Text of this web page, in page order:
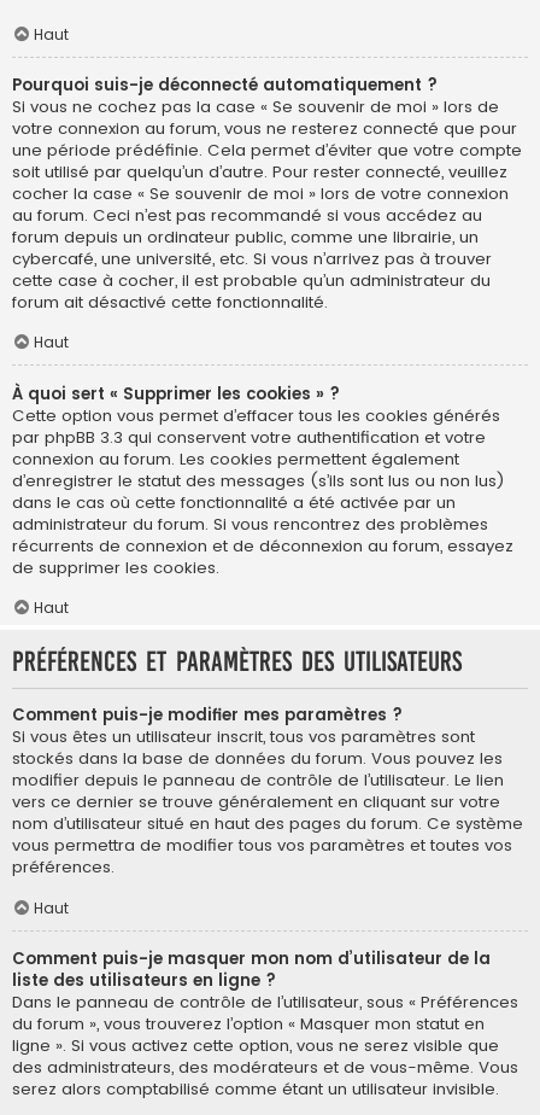
Haut
Pourquoi suis-je déconnecté automatiquement ?
Si vous ne cochez pas la case « Se souvenir de moi » lors de
votre connexion au forum, vous ne resterez connecté que pour
une période prédéfinie. Cela permet d’éviter que votre compte
soit utilisé par quelqu’un d’autre. Pour rester connecté, veuillez
cocher la case « Se souvenir de moi » lors de votre connexion
au forum. Ceci n’est pas recommandé si vous accédez au
forum depuis un ordinateur public, comme une librairie, un
cybercafé, une université, etc. Si vous n’arrivez pas à trouver
cette case à cocher, il est probable qu’un administrateur du
forum ait désactivé cette fonctionnalité.
Haut
À quoi sert « Supprimer les cookies » ?
Cette option vous permet d’effacer tous les cookies générés
par phpBB 3.3 qui conservent votre authentification et votre
connexion au forum. Les cookies permettent également
d’enregistrer le statut des messages (s’ils sont lus ou non lus)
dans le cas où cette fonctionnalité a été activée par un
administrateur du forum. Si vous rencontrez des problèmes
récurrents de connexion et de déconnexion au forum, essayez
de supprimer les cookies.
Haut
Préférences et paramètres des utilisateurs
Comment puis-je modifier mes paramètres ?
Si vous êtes un utilisateur inscrit, tous vos paramètres sont
stockés dans la base de données du forum. Vous pouvez les
modifier depuis le panneau de contrôle de l’utilisateur. Le lien
vers ce dernier se trouve généralement en cliquant sur votre
nom d’utilisateur situé en haut des pages du forum. Ce système
vous permettra de modifier tous vos paramètres et toutes vos
préférences.
Haut
Comment puis-je masquer mon nom d’utilisateur de la
liste des utilisateurs en ligne ?
Dans le panneau de contrôle de l’utilisateur, sous « Préférences
du forum », vous trouverez l’option « Masquer mon statut en
ligne ». Si vous activez cette option, vous ne serez visible que
des administrateurs, des modérateurs et de vous-même. Vous
serez alors comptabilisé comme étant un utilisateur invisible.